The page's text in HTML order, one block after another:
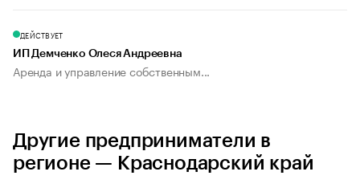
ДЕЙСТВУЕТ
ИП Демченко Олеся Андреевна
Аренда и управление собственным...
Другие предприниматели в
регионе — Краснодарский край